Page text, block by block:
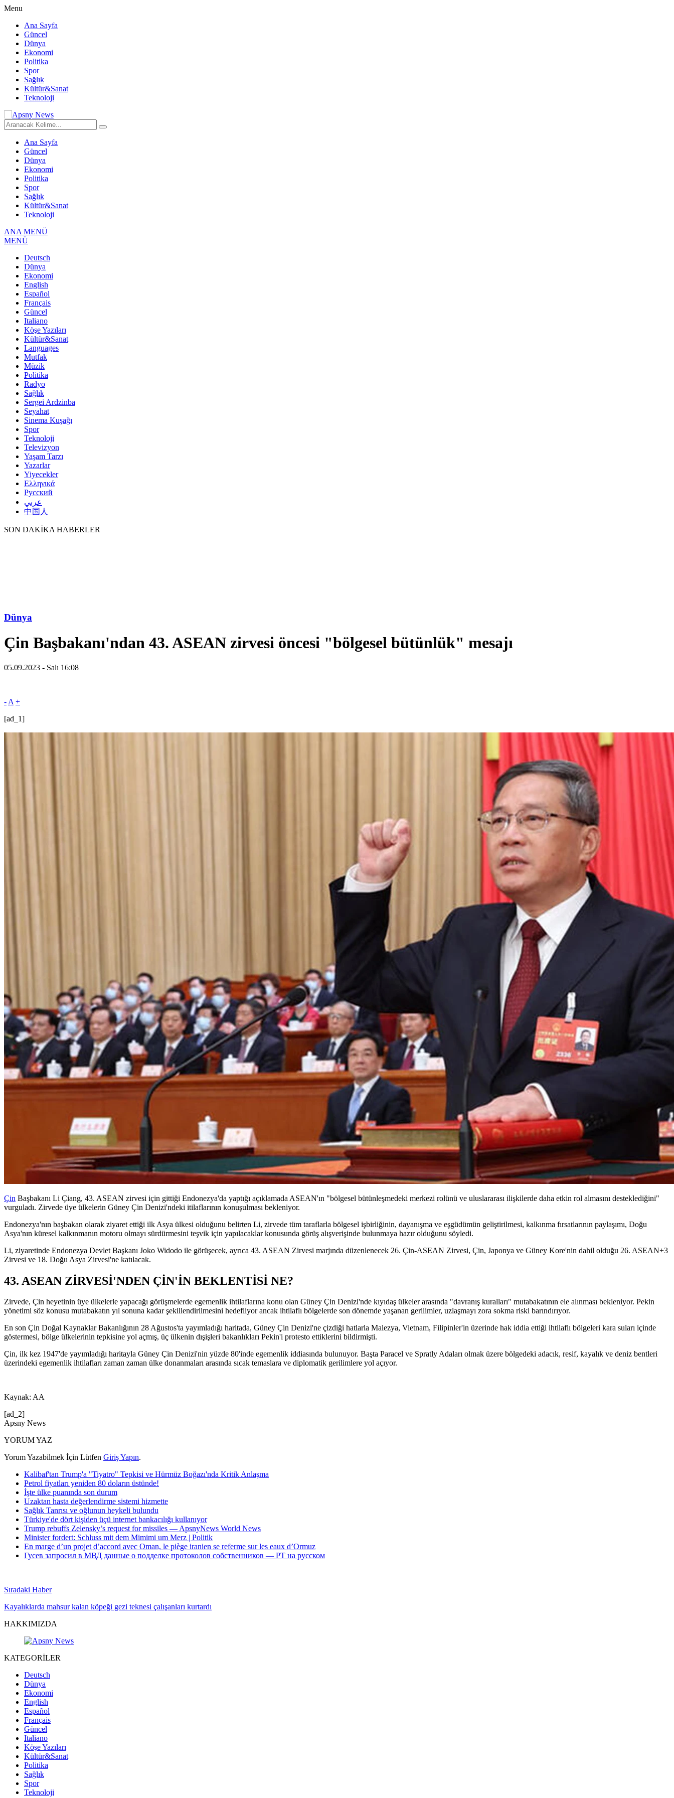
Menu
Ana Sayfa
Güncel
Dünya
Ekonomi
Politika
Spor
Sağlık
Kültür&Sanat
Teknoloji
Ana Sayfa
Güncel
Dünya
Ekonomi
Politika
Spor
Sağlık
Kültür&Sanat
Teknoloji
ANA MENÜ
MENÜ
Deutsch
Dünya
Ekonomi
English
Español
Français
Güncel
Italiano
Köşe Yazıları
Kültür&Sanat
Languages
Mutfak
Müzik
Politika
Radyo
Sağlık
Sergei Ardzinba
Seyahat
Sinema Kuşağı
Spor
Teknoloji
Televizyon
Yaşam Tarzı
Yazarlar
Yiyecekler
Ελληνικά
Русский
عربي
中国人
SON DAKİKA HABERLER
Dünya
Çin Başbakanı'ndan 43. ASEAN zirvesi öncesi "bölgesel bütünlük" mesajı
05.09.2023 - Salı 16:08
- A +
[ad_1]
Çin Başbakanı Li Çiang, 43. ASEAN zirvesi için gittiği Endonezya'da yaptığı açıklamada ASEAN'ın "bölgesel bütünleşmedeki merkezi rolünü ve uluslararası ilişkilerde daha etkin rol almasını desteklediğini"
vurguladı. Zirvede üye ülkelerin Güney Çin Denizi'ndeki itilaflarının konuşulması bekleniyor.
Endonezya'nın başbakan olarak ziyaret ettiği ilk Asya ülkesi olduğunu belirten Li, zirvede tüm taraflarla bölgesel işbirliğinin, dayanışma ve eşgüdümün geliştirilmesi, kalkınma fırsatlarının paylaşımı, Doğu
Asya'nın küresel kalkınmanın motoru olmayı sürdürmesini teşvik için yapılacaklar konusunda görüş alışverişinde bulunmaya hazır olduğunu söyledi.
Li, ziyaretinde Endonezya Devlet Başkanı Joko Widodo ile görüşecek, ayrıca 43. ASEAN Zirvesi marjında düzenlenecek 26. Çin-ASEAN Zirvesi, Çin, Japonya ve Güney Kore'nin dahil olduğu 26. ASEAN+3
Zirvesi ve 18. Doğu Asya Zirvesi'ne katılacak.
43. ASEAN ZİRVESİ'NDEN ÇİN'İN BEKLENTİSİ NE?
Zirvede, Çin heyetinin üye ülkelerle yapacağı görüşmelerde egemenlik ihtilaflarına konu olan Güney Çin Denizi'nde kıyıdaş ülkeler arasında "davranış kuralları" mutabakatının ele alınması bekleniyor. Pekin
yönetimi söz konusu mutabakatın yıl sonuna kadar şekillendirilmesini hedefliyor ancak ihtilaflı bölgelerde son dönemde yaşanan gerilimler, uzlaşmayı zora sokma riski barındırıyor.
En son Çin Doğal Kaynaklar Bakanlığının 28 Ağustos'ta yayımladığı haritada, Güney Çin Denizi'ne çizdiği hatlarla Malezya, Vietnam, Filipinler'in üzerinde hak iddia ettiği ihtilaflı bölgeleri kara suları içinde
göstermesi, bölge ülkelerinin tepkisine yol açmış, üç ülkenin dışişleri bakanlıkları Pekin'i protesto ettiklerini bildirmişti.
Çin, ilk kez 1947'de yayımladığı haritayla Güney Çin Denizi'nin yüzde 80'inde egemenlik iddiasında bulunuyor. Başta Paracel ve Spratly Adaları olmak üzere bölgedeki adacık, resif, kayalık ve deniz bentleri
üzerindeki egemenlik ihtilafları zaman zaman ülke donanmaları arasında sıcak temaslara ve diplomatik gerilimlere yol açıyor.
Kaynak: AA
[ad_2]
Apsny News
YORUM YAZ
Yorum Yazabilmek İçin Lütfen Giriş Yapın.
Kalibaf'tan Trump'a "Tiyatro" Tepkisi ve Hürmüz Boğazı'nda Kritik Anlaşma
Petrol fiyatları yeniden 80 doların üstünde!
İşte ülke puanında son durum
Uzaktan hasta değerlendirme sistemi hizmette
Sağlık Tanrısı ve oğlunun heykeli bulundu
Türkiye'de dört kişiden üçü internet bankacılığı kullanıyor
Trump rebuffs Zelensky’s request for missiles — ApsnyNews World News
Minister fordert: Schluss mit dem Mimimi um Merz | Politik
En marge d’un projet d’accord avec Oman, le piège iranien se referme sur les eaux d’Ormuz
Гусев запросил в МВД данные о подделке протоколов собственников — РТ на русском
Sıradaki Haber
Kayalıklarda mahsur kalan köpeği gezi teknesi çalışanları kurtardı
HAKKIMIZDA
KATEGORİLER
Deutsch
Dünya
Ekonomi
English
Español
Français
Güncel
Italiano
Köşe Yazıları
Kültür&Sanat
Politika
Sağlık
Spor
Teknoloji